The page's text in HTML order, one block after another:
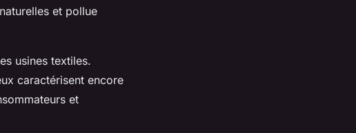
et pollue
usines textiles.
caractérisent encore
et